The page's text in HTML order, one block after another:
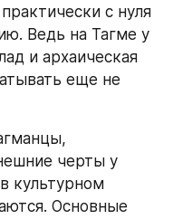
с нуля
Ведь на Тагме у
и архаическая
еще не
черты у
культурном
Основные